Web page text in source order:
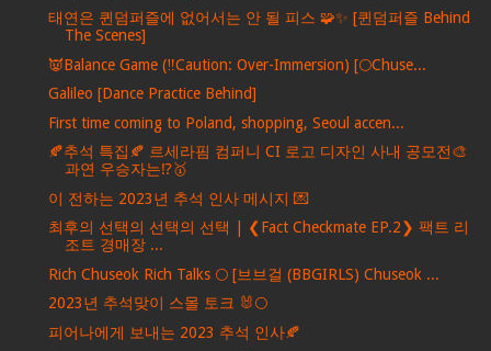
태연은 퀸덤퍼즐에 없어서는 안 될 피스 🧩✨ [퀸덤퍼즐 Behind
The Scenes]
👿Balance Game (‼Caution: Over-Immersion) [🌕Chuse...
Galileo [Dance Practice Behind]
First time coming to Poland, shopping, Seoul accen...
🍂추석 특집🍂 르세라핌 컴퍼니 CI 로고 디자인 사내 공모전🎨
과연 우승자는⁉️🥇
이 전하는 2023년 추석 인사 메시지 💌
최후의 선택의 선택의 선택 | ❮Fact Checkmate EP.2❯ 팩트 리
조트 경매장 ...
Rich Chuseok Rich Talks 🌕 [브브걸 (BBGIRLS) Chuseok ...
2023년 추석맞이 스몰 토크 🐰🌕
피어나에게 보내는 2023 추석 인사🍂